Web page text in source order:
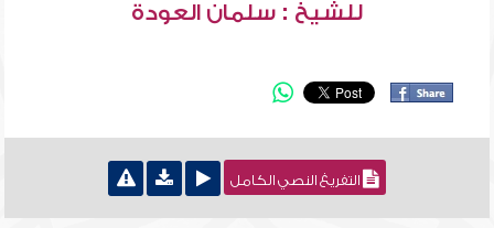
للشيخ : سلمان العودة
التفريغ النصي الكامل